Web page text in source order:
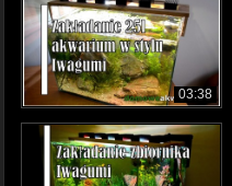
03:38